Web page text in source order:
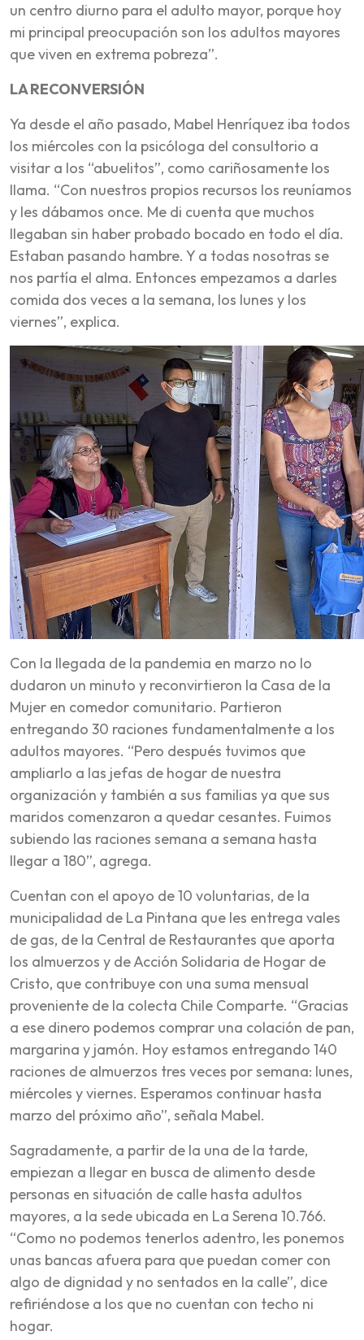
un centro diurno para el adulto mayor, porque hoy
mi principal preocupación son los adultos mayores
que viven en extrema pobreza”.
LA RECONVERSIÓN
Ya desde el año pasado, Mabel Henríquez iba todos
los miércoles con la psicóloga del consultorio a
visitar a los “abuelitos”, como cariñosamente los
llama. “Con nuestros propios recursos los reuníamos
y les dábamos once. Me di cuenta que muchos
llegaban sin haber probado bocado en todo el día.
Estaban pasando hambre. Y a todas nosotras se
nos partía el alma. Entonces empezamos a darles
comida dos veces a la semana, los lunes y los
viernes”, explica.
Con la llegada de la pandemia en marzo no lo
dudaron un minuto y reconvirtieron la Casa de la
Mujer en comedor comunitario. Partieron
entregando 30 raciones fundamentalmente a los
adultos mayores. “Pero después tuvimos que
ampliarlo a las jefas de hogar de nuestra
organización y también a sus familias ya que sus
maridos comenzaron a quedar cesantes. Fuimos
subiendo las raciones semana a semana hasta
llegar a 180”, agrega.
Cuentan con el apoyo de 10 voluntarias, de la
municipalidad de La Pintana que les entrega vales
de gas, de la Central de Restaurantes que aporta
los almuerzos y de Acción Solidaria de Hogar de
Cristo, que contribuye con una suma mensual
proveniente de la colecta Chile Comparte. “Gracias
a ese dinero podemos comprar una colación de pan,
margarina y jamón. Hoy estamos entregando 140
raciones de almuerzos tres veces por semana: lunes,
miércoles y viernes. Esperamos continuar hasta
marzo del próximo año”, señala Mabel.
Sagradamente, a partir de la una de la tarde,
empiezan a llegar en busca de alimento desde
personas en situación de calle hasta adultos
mayores, a la sede ubicada en La Serena 10.766.
“Como no podemos tenerlos adentro, les ponemos
unas bancas afuera para que puedan comer con
algo de dignidad y no sentados en la calle”, dice
refiriéndose a los que no cuentan con techo ni
hogar.